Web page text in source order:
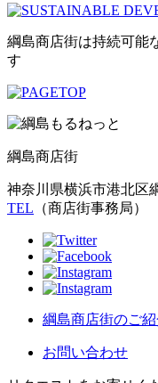
綱島商店街は持続可能
す
綱島商店街
神奈川県横浜市港北区
TEL （商店街事務局）
綱島商店街のご紹
お問い合わせ